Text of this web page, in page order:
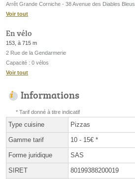
Arrêt Grande Corniche - 38 Avenue des Diables Bleus
Voir tout
En vélo
153, à 715 m
2 Rue de la Gendarmerie
Capacité : 0 vélos
Voir tout
Informations
* Tarif donné à titre indicatif
Type cuisine Pizzas
Gamme tarif 10 - 15€ *
Forme juridique SAS
SIRET 80199388200019